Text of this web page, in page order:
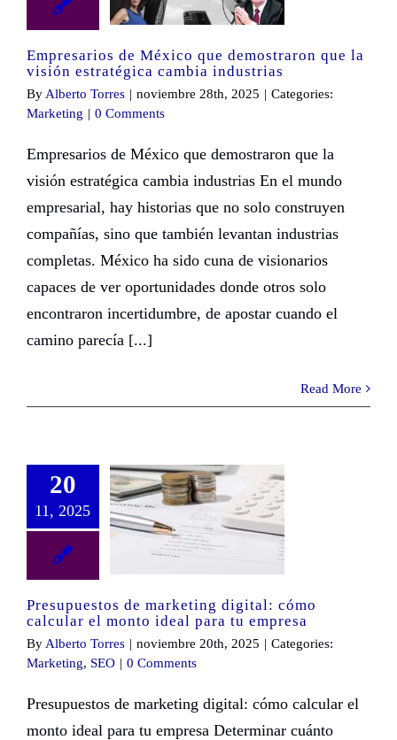
Empresarios de México que demostraron que la
visión estratégica cambia industrias
By Alberto Torres | noviembre 28th, 2025 | Categories:
Marketing | 0 Comments
Empresarios de México que demostraron que la
visión estratégica cambia industrias En el mundo
empresarial, hay historias que no solo construyen
compañías, sino que también levantan industrias
completas. México ha sido cuna de visionarios
capaces de ver oportunidades donde otros solo
encontraron incertidumbre, de apostar cuando el
camino parecía [...]
Read More
20
11, 2025
Presupuestos de marketing digital: cómo
calcular el monto ideal para tu empresa
By Alberto Torres | noviembre 20th, 2025 | Categories:
Marketing, SEO | 0 Comments
Presupuestos de marketing digital: cómo calcular el
monto ideal para tu empresa Determinar cuánto